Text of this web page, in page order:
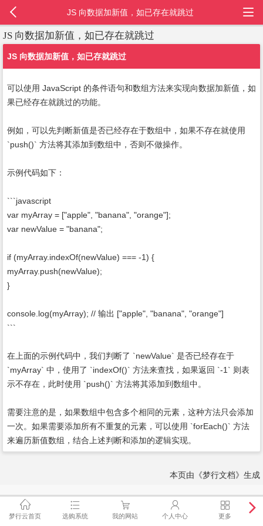
JS 向数据加新值，如已存在就跳过
JS 向数据加新值，如已存就跳过
可以使用 JavaScript 的条件语句和数组方法来实现向数据加新值，如
果已经存在就跳过的功能。
例如，可以先判断新值是否已经存在于数组中，如果不存在就使用
`push()` 方法将其添加到数组中，否则不做操作。
示例代码如下：
```javascript
var myArray = ["apple", "banana", "orange"];
var newValue = "banana";
if (myArray.indexOf(newValue) === -1) {
myArray.push(newValue);
}
console.log(myArray); // 输出 ["apple", "banana", "orange"]
```
在上面的示例代码中，我们判断了 `newValue` 是否已经存在于
`myArray` 中，使用了 `indexOf()` 方法来查找，如果返回 `-1` 则表
示不存在，此时使用 `push()` 方法将其添加到数组中。
需要注意的是，如果数组中包含多个相同的元素，这种方法只会添加
一次。如果需要添加所有不重复的元素，可以使用 `forEach()` 方法
来遍历新值数组，结合上述判断和添加的逻辑实现。
本页由《梦行文档》生成
JS 向数据加新值，如已存在就跳过
梦行云首页 选购系统 我的网站 个人中心 更多